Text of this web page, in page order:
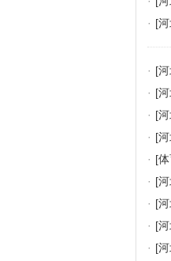
· [
· [
· [
· [
· [
· [
· [
· [
· [
· [